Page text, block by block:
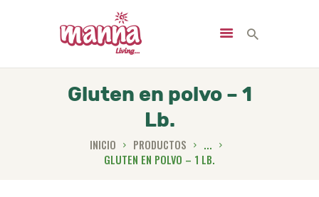
Gluten en polvo – 1
Lb.
INICIO PRODUCTOS
...
GLUTEN EN POLVO – 1 LB.
NOSOTROS
PRODUCTOS